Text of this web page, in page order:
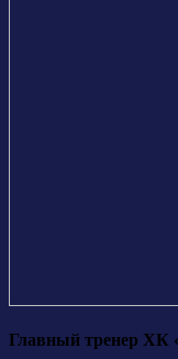
Главный тренер ХК